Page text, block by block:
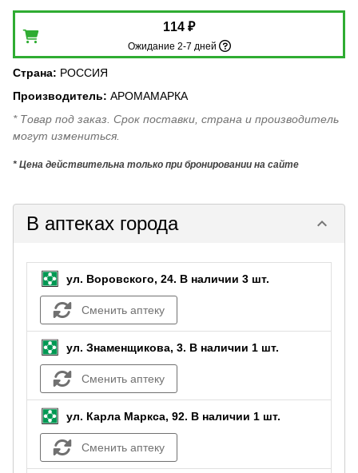
114 ₽
Ожидание 2-7 дней
Страна: РОССИЯ
Производитель: АРОМАМАРКА
* Товар под заказ. Срок поставки, страна и производитель
могут измениться.
* Цена действительна только при бронировании на сайте
В аптеках города keyboard_arrow_down
ул. Воровского, 24. В наличии 3 шт.
Сменить аптеку
ул. Знаменщикова, 3. В наличии 1 шт.
Сменить аптеку
ул. Карла Маркса, 92. В наличии 1 шт.
Сменить аптеку